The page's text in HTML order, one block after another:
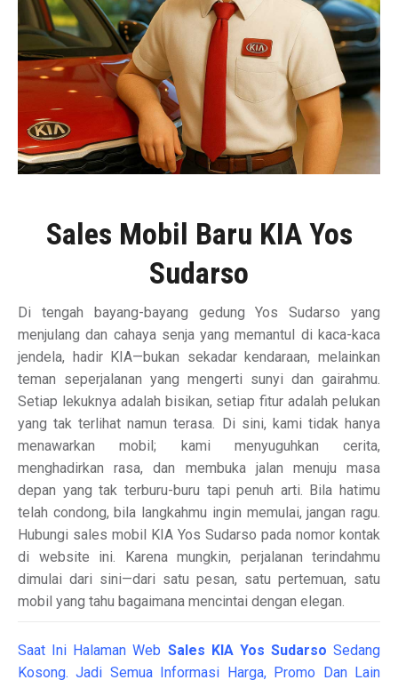
Sales Mobil Baru KIA Yos
Sudarso
Di tengah bayang-bayang gedung Yos Sudarso yang
menjulang dan cahaya senja yang memantul di kaca-kaca
jendela, hadir KIA—bukan sekadar kendaraan, melainkan
teman seperjalanan yang mengerti sunyi dan gairahmu.
Setiap lekuknya adalah bisikan, setiap fitur adalah pelukan
yang tak terlihat namun terasa. Di sini, kami tidak hanya
menawarkan mobil; kami menyuguhkan cerita,
menghadirkan rasa, dan membuka jalan menuju masa
depan yang tak terburu-buru tapi penuh arti. Bila hatimu
telah condong, bila langkahmu ingin memulai, jangan ragu.
Hubungi sales mobil KIA Yos Sudarso pada nomor kontak
di website ini. Karena mungkin, perjalanan terindahmu
dimulai dari sini—dari satu pesan, satu pertemuan, satu
mobil yang tahu bagaimana mencintai dengan elegan.
Saat Ini Halaman Web Sales KIA Yos Sudarso Sedang
Kosong. Jadi Semua Informasi Harga, Promo Dan Lain